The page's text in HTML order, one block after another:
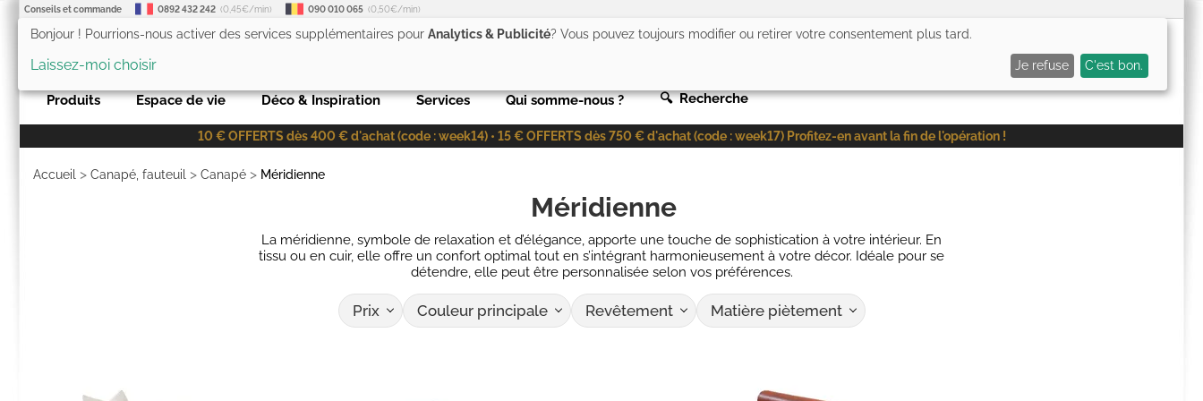
Conseils et commande 0892 432 242 (0,45€/min) 090 010 065 (0,50€/min)
0) Mon panier (0
Produits Espace de vie Déco & Inspiration Services Qui somme-nous ? 🔍 Recherche
10 € OFFERTS dès 400 € d'achat (code : week14) • 15 € OFFERTS dès 750 € d'achat (code : week17) Profitez-en avant la fin de l'opération !
Accueil > Canapé, fauteuil > Canapé > Méridienne
Méridienne
La méridienne, symbole de relaxation et d’élégance, apporte une touche de sophistication à votre intérieur. En
tissu ou en cuir, elle offre un confort optimal tout en s’intégrant harmonieusement à votre décor. Idéale pour se
détendre, elle peut être personnalisée selon vos préférences.
Prix Couleur principale Revêtement Matière piètement
Bonjour ! Pourrions-nous activer des services supplémentaires pour Analytics & Publicité? Vous pouvez toujours modifier ou retirer votre consentement plus tard.
Laissez-moi choisir Je refuse C'est bon.